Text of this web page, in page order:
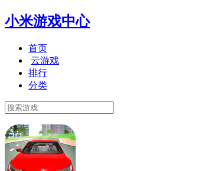
小米游戏中心
首页
云游戏
排行
分类